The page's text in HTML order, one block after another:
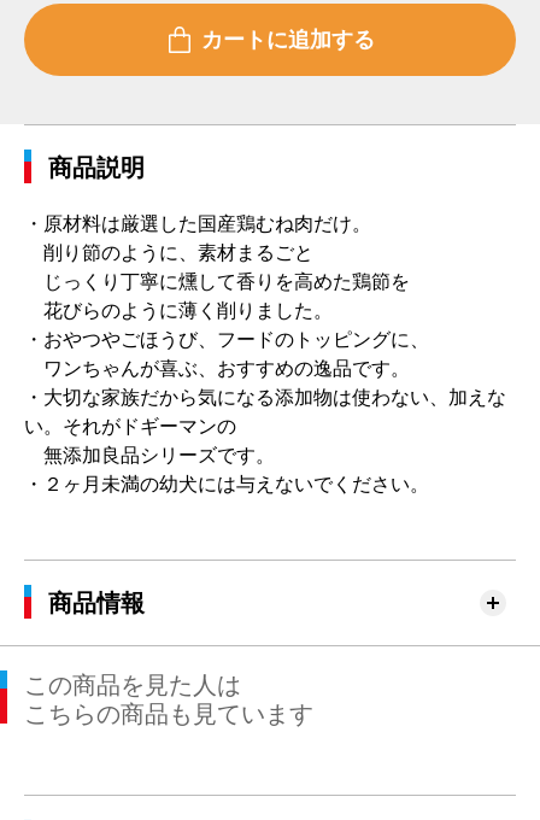
商品説明
・原材料は厳選した国産鶏むね肉だけ。
削り節のように、素材まるごと
じっくり丁寧に燻して香りを高めた鶏節を
花びらのように薄く削りました。
・おやつやごほうび、フードのトッピングに、
ワンちゃんが喜ぶ、おすすめの逸品です。
・大切な家族だから気になる添加物は使わない、加えな
い。それがドギーマンの
無添加良品シリーズです。
・２ヶ月未満の幼犬には与えないでください。
商品情報
この商品を見た人は
こちらの商品も見ています